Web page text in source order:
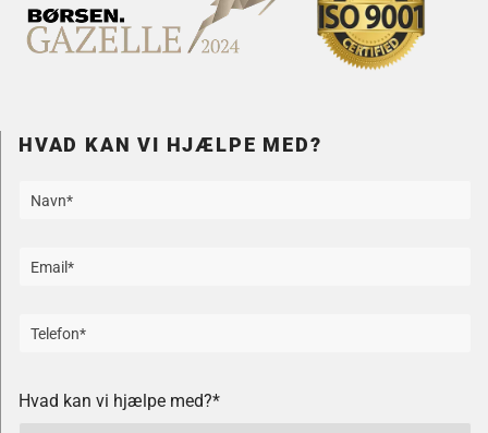
HVAD KAN VI HJÆLPE MED?
Hvad kan vi hjælpe med?*